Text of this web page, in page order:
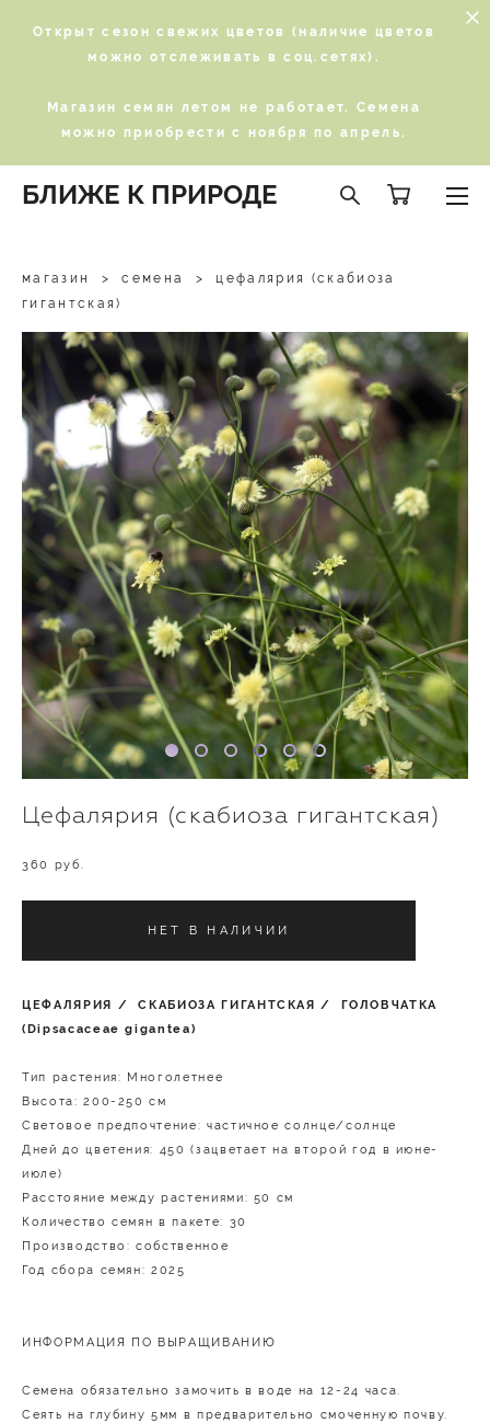
Открыт сезон свежих цветов (наличие цветов
можно отслеживать в соц.сетях).
Магазин семян летом не работает. Семена
можно приобрести с ноября по апрель.
БЛИЖЕ К ПРИРОДЕ
магазин > семена >
цефалярия (скабиоза
гигантская)
Цефалярия (скабиоза гигантская)
360 pуб.
НЕТ В НАЛИЧИИ
ЦЕФАЛЯРИЯ / СКАБИОЗА ГИГАНТСКАЯ / ГОЛОВЧАТКА
(Dipsacaceae gigantea)
Тип растения: Многолетнее
Высота: 200-250 см
Световое предпочтение: частичное солнце/солнце
Дней до цветения: 450 (зацветает на второй год в июне-
июле)
Расстояние между растениями: 50 см
Количество семян в пакете: 30
Производство: собственное
Год сбора семян: 2025
ИНФОРМАЦИЯ ПО ВЫРАЩИВАНИЮ
Семена обязательно замочить в воде на 12-24 часа.
Сеять на глубину 5мм в предварительно смоченную почву.